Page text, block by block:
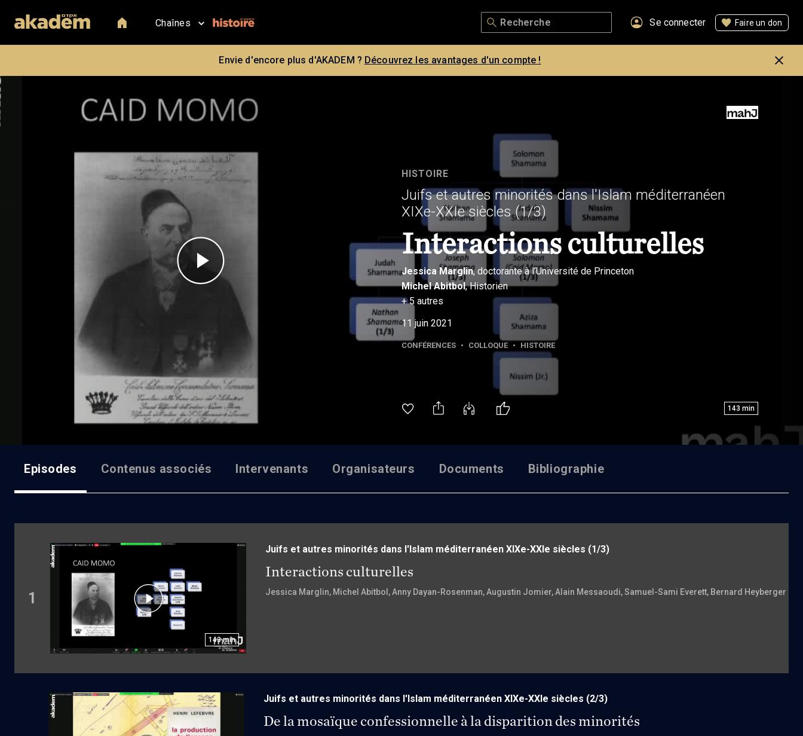
Chaînes Se connecter Faire un don
Envie d'encore plus d'AKADEM ? Découvrez les avantages d'un compte !
HISTOIRE
Juifs et autres minorités dans l'Islam méditerranéen
XIXe-XXIe siècles (1/3)
Interactions culturelles
Jessica Marglin, doctorante à l’Université de Princeton
Michel Abitbol, Historien
+5 autres
11 juin 2021
CONFÉRENCES • COLLOQUE • HISTOIRE
143 min
Episodes Contenus associés Intervenants Organisateurs Documents Bibliographie
1
143 min
Juifs et autres minorités dans l'Islam méditerranéen XIXe-XXIe siècles (1/3)
Interactions culturelles
Jessica Marglin, Michel Abitbol , Anny Dayan-Rosenman, Augustin Jomier, Alain Messaoudi, Samuel-Sami Everett, Bernard Heyberger
Juifs et autres minorités dans l'Islam méditerranéen XIXe-XXIe siècles (2/3)
De la mosaïque confessionnelle à la disparition des minorités